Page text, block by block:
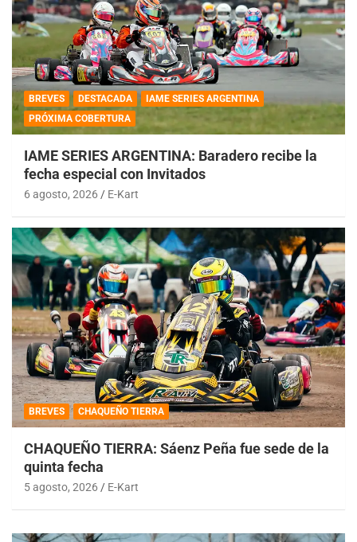
BREVES DESTACADA
IAME SERIES ARGENTINA
PRÓXIMA COBERTURA
IAME SERIES ARGENTINA: Baradero recibe la
fecha especial con Invitados
6 agosto, 2026 E-Kart
BREVES CHAQUEÑO TIERRA
CHAQUEÑO TIERRA: Sáenz Peña fue sede de la
quinta fecha
5 agosto, 2026 E-Kart